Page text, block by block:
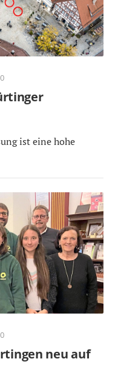
ist eine hohe
neu auf